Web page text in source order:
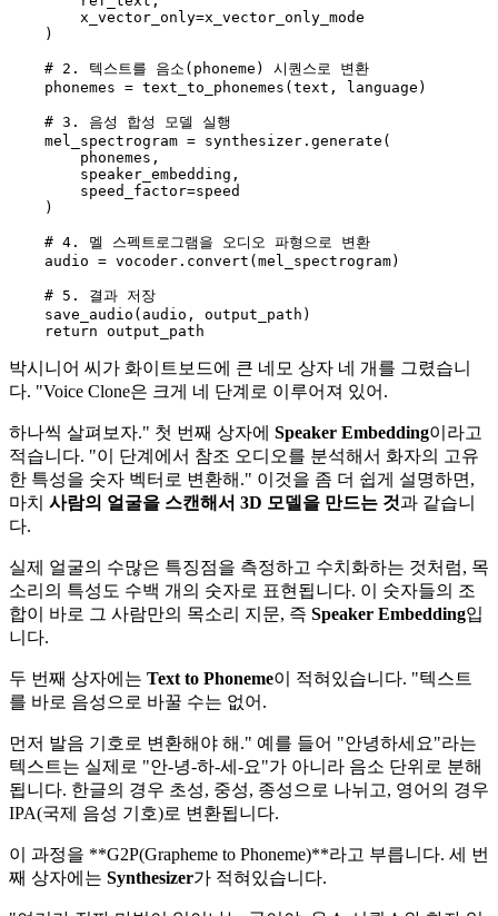
        x_vector_only=x_vector_only_mode
    )
# 2. 텍스트를 음소(phoneme) 시퀀스로 변환
    phonemes = text_to_phonemes(text, language)
# 3. 음성 합성 모델 실행
    mel_spectrogram = synthesizer.generate(
        phonemes,
        speaker_embedding,
        speed_factor=speed
    )
# 4. 멜 스펙트로그램을 오디오 파형으로 변환
    audio = vocoder.convert(mel_spectrogram)
# 5. 결과 저장
    save_audio(audio, output_path)
return
박시니어 씨가 화이트보드에 큰 네모 상자 네 개를 그렸습니
다. "Voice Clone은 크게 네 단계로 이루어져 있어.
하나씩 살펴보자." 첫 번째 상자에 Speaker Embedding이라고
적습니다. "이 단계에서 참조 오디오를 분석해서 화자의 고유
한 특성을 숫자 벡터로 변환해." 이것을 좀 더 쉽게 설명하면,
마치 사람의 얼굴을 스캔해서 3D 모델을 만드는 것과 같습니
다.
실제 얼굴의 수많은 특징점을 측정하고 수치화하는 것처럼, 목
소리의 특성도 수백 개의 숫자로 표현됩니다. 이 숫자들의 조
합이 바로 그 사람만의 목소리 지문, 즉 Speaker Embedding입
니다.
두 번째 상자에는 Text to Phoneme이 적혀있습니다. "텍스트
를 바로 음성으로 바꿀 수는 없어.
먼저 발음 기호로 변환해야 해." 예를 들어 "안녕하세요"라는
텍스트는 실제로 "안-녕-하-세-요"가 아니라 음소 단위로 분해
됩니다. 한글의 경우 초성, 중성, 종성으로 나뉘고, 영어의 경우
IPA(국제 음성 기호)로 변환됩니다.
이 과정을 **G2P(Grapheme to Phoneme)**라고 부릅니다. 세 번
째 상자에는 Synthesizer가 적혀있습니다.